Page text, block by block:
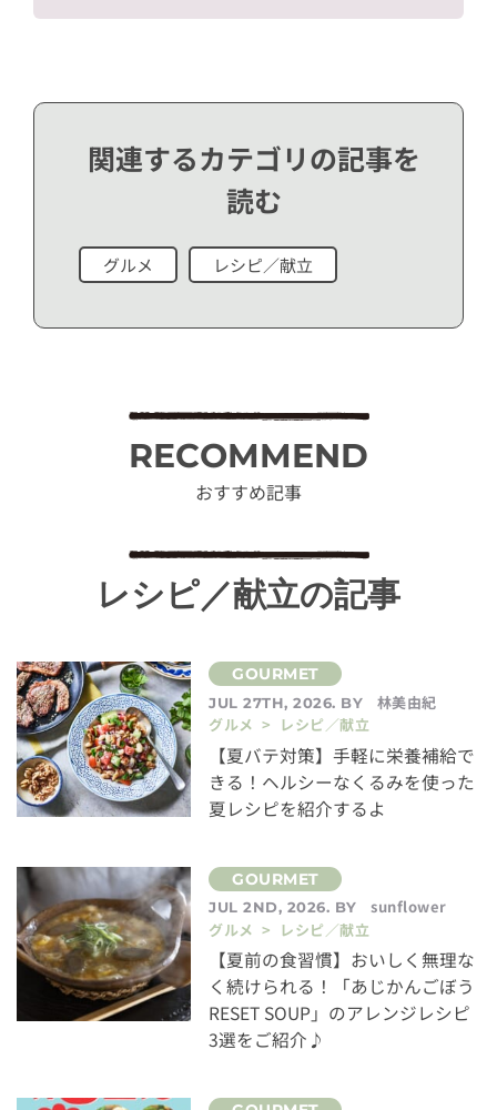
関連するカテゴリの記事を
読む
グルメ レシピ／献立
RECOMMEND
おすすめ記事
レシピ／献立の記事
JUL 27TH, 2026. BY
林美由紀
グルメ > レシピ／献立
【夏バテ対策】手軽に栄養補給で
きる！ヘルシーなくるみを使った
夏レシピを紹介するよ
JUL 2ND, 2026. BY
sunflower
グルメ > レシピ／献立
【夏前の食習慣】おいしく無理な
く続けられる！「あじかんごぼう
RESET SOUP」のアレンジレシピ
3選をご紹介♪